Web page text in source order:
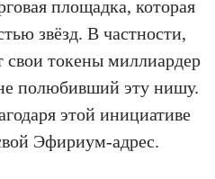
площадка, которая
звёзд. В частности,
свои токены миллиардер
полюбивший эту нишу.
этой инициативе
Эфириум-адрес.